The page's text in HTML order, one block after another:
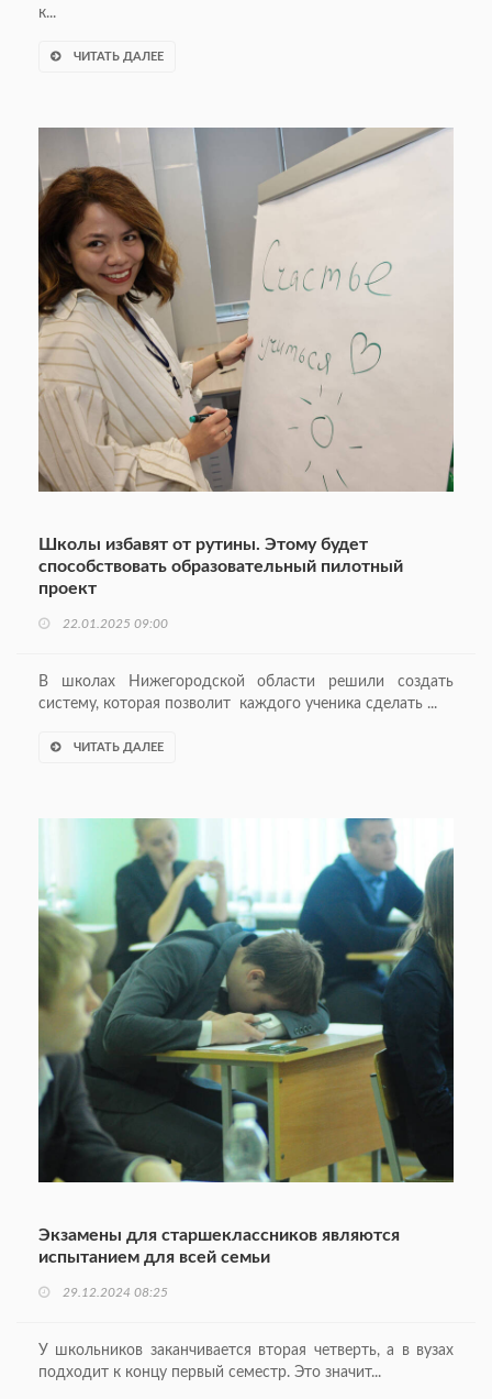
к...
ЧИТАТЬ ДАЛЕЕ
Школы избавят от рутины. Этому будет
способствовать образовательный пилотный
проект
22.01.2025 09:00
В школах Нижегородской области решили создать
систему, которая позволит каждого ученика сделать ...
ЧИТАТЬ ДАЛЕЕ
Экзамены для старшеклассников являются
испытанием для всей семьи
29.12.2024 08:25
У школьников заканчивается вторая четверть, а в вузах
подходит к концу первый семестр. Это значит...